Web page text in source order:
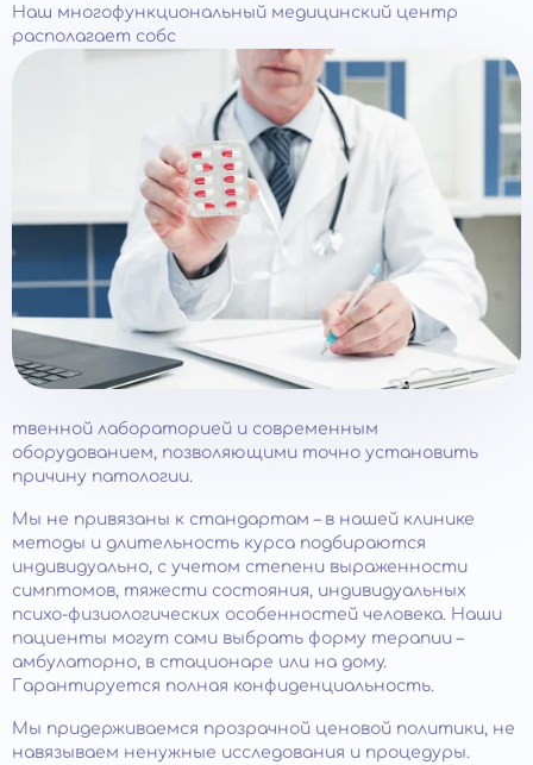
Наш многофункциональный медицинский центр
располагает собс
твенной лабораторией и современным
оборудованием, позволяющими точно установить
причину патологии.
Мы не привязаны к стандартам – в нашей клинике
методы и длительность курса подбираются
индивидуально, с учетом степени выраженности
симптомов, тяжести состояния, индивидуальных
психо-физиологических особенностей человека. Наши
пациенты могут сами выбрать форму терапии –
амбулаторно, в стационаре или на дому.
Гарантируется полная конфиденциальность.
Мы придерживаемся прозрачной ценовой политики, не
навязываем ненужные исследования и процедуры.